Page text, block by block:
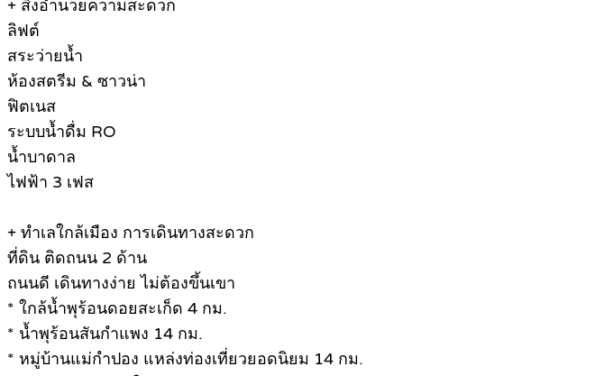
+ สิ่งอำนวยความสะดวก
ลิฟต์
สระว่ายน้ำ
ห้องสตรีม & ซาวน่า
ฟิตเนส
ระบบน้ำดื่ม RO
น้ำบาดาล
ไฟฟ้า 3 เฟส
+ ทำเลใกล้เมือง การเดินทางสะดวก
ที่ดิน ติดถนน 2 ด้าน
ถนนดี เดินทางง่าย ไม่ต้องขึ้นเขา
* ใกล้น้ำพุร้อนดอยสะเก็ด 4 กม.
* น้ำพุร้อนสันกำแพง 14 กม.
* หมู่บ้านแม่กำปอง แหล่งท่องเที่ยวยอดนิยม 14 กม.